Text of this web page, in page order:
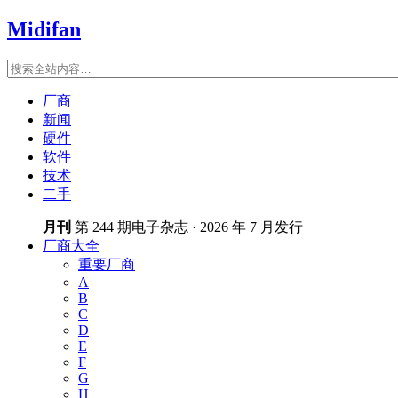
Midifan
厂商
新闻
硬件
软件
技术
二手
月刊 第 244 期电子杂志 · 2026 年 7 月发行
厂商大全
重要厂商
A
B
C
D
E
F
G
H